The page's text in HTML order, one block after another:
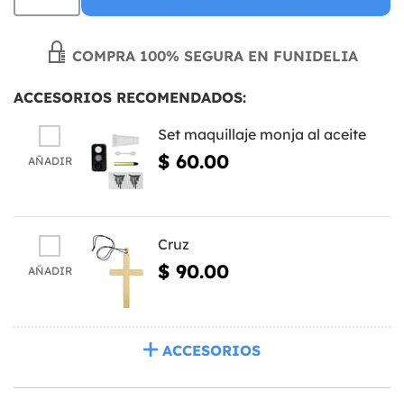
COMPRA 100% SEGURA EN FUNIDELIA
ACCESORIOS RECOMENDADOS:
AÑADIR
Set maquillaje monja al aceite
$ 60.00
AÑADIR
Cruz
$ 90.00
ACCESORIOS